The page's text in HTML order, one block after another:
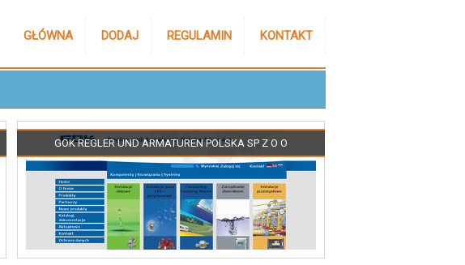
GŁÓWNA DODAJ REGULAMIN KONTAKT
GOK REGLER UND ARMATUREN POLSKA SP Z O O